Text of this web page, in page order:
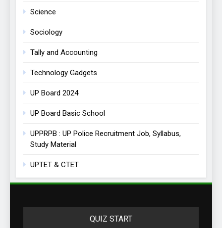
Science
Sociology
Tally and Accounting
Technology Gadgets
UP Board 2024
UP Board Basic School
UPPRPB : UP Police Recruitment Job, Syllabus,
Study Material
UPTET & CTET
QUIZ START